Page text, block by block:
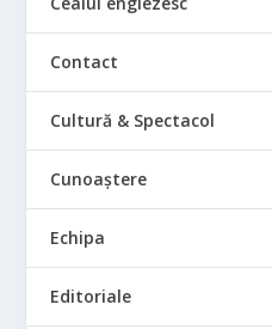
Contact
Cultură & Spectacol
Cunoaștere
Echipa
Editoriale